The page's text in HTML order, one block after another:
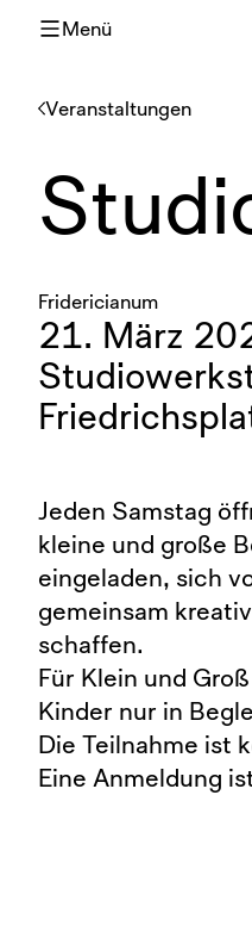
Menü
Veranstaltungen
Fridericianum
21. März
Jeden Samstag
kleine und große
eingeladen, sich
gemeinsam
schaffen.
Für Klein und
Kinder nur in
Die Teilnahme ist
Eine Anmeldung